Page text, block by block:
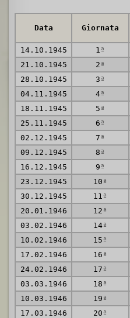
Data Giornata
14.10.1945 1 ª
21.10.1945
2 ª
28.10.1945
3 ª
04.11.1945
4ª
18.11.1945
5 ª
25.11.1945
6 ª
02.12.1945
7 ª
09.12.1945
8 ª
16.12.1945
9 ª
23.12.1945
10 ª
30.12.1945
11 ª
20.01.1946
12 ª
03.02.1946
14ª
10.02.1946
15 ª
17.02.1946
16 ª
24.02.1946
17 ª
03.03.1946
18 ª
10.03.1946
19 ª
17.03.1946
20 ª